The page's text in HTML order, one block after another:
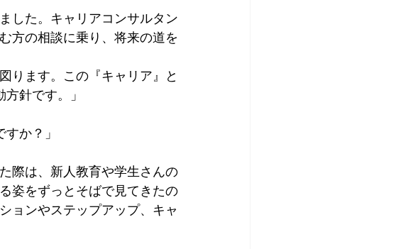
した。キャリアコンサルタン
方の相談に乗り、将来の道を
ります。この『キャリア』と
針です。」
か？」
際は、新人教育や学生さんの
姿をずっとそばで見てきたの
ョンやステップアップ、キャ